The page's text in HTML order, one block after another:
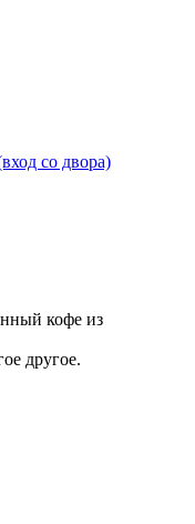
со двора)
кофе из
другое.